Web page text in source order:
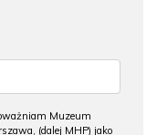
Muzeum
(dalej MHP) jako